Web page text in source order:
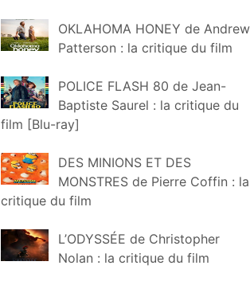
OKLAHOMA HONEY de Andrew
Patterson : la critique du film
POLICE FLASH 80 de Jean-
Baptiste Saurel : la critique du
film [Blu-ray]
DES MINIONS ET DES
MONSTRES de Pierre Coffin : la
critique du film
L’ODYSSÉE de Christopher
Nolan : la critique du film